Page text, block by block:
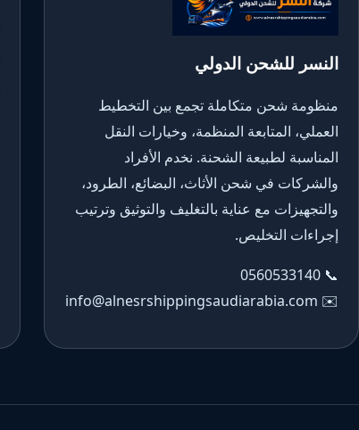
النسر للشحن الدولي
منظومة شحن متكاملة تجمع بين التخطيط
العملي، المتابعة المنظمة، وخيارات النقل
المناسبة لطبيعة الشحنة. نخدم الأفراد
والشركات في شحن الأثاث، البضائع، الطرود،
والتجهيزات مع عناية بالتغليف والتوثيق وترتيب
إجراءات التخليص.
📞
0560533140
✉️
info@alnesrshippingsaudiarabia.com